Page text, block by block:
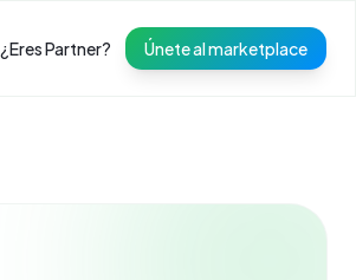
¿Eres Partner? Únete al marketplace